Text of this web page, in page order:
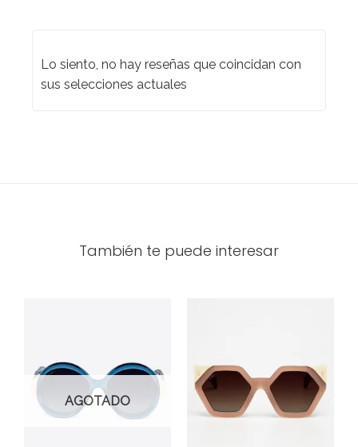
Lo siento, no hay reseñas que coincidan con
sus selecciones actuales
También te puede interesar
AGOTADO